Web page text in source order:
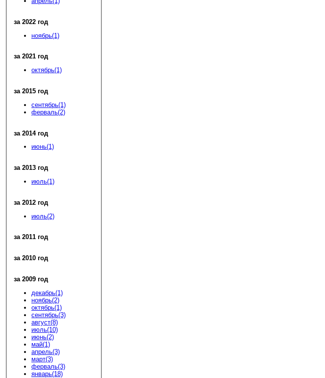
за 2022 год
ноябрь(1)
за 2021 год
октябрь(1)
за 2015 год
сентябрь(1)
ферваль(2)
за 2014 год
июнь(1)
за 2013 год
июль(1)
за 2012 год
июль(2)
за 2011 год
за 2010 год
за 2009 год
декабрь(1)
ноябрь(2)
октябрь(1)
сентябрь(3)
август(8)
июль(10)
июнь(2)
май(1)
апрель(3)
март(3)
ферваль(3)
январь(18)